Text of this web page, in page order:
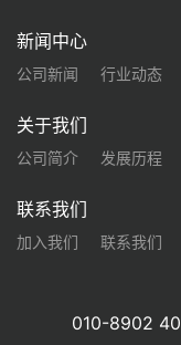
新闻中心
公司新闻 行业动态
关于我们
公司简介 发展历程
联系我们
加入我们 联系我们
010-8902